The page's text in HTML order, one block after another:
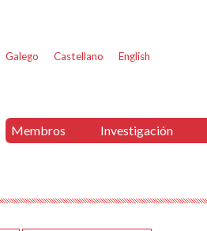
Galego Castellano English
Membros Investigación